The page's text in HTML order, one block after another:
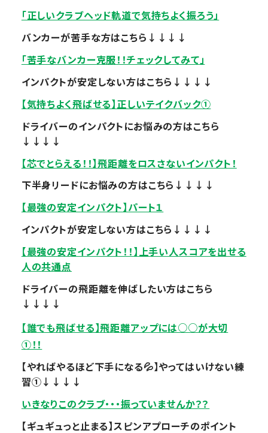
「正しいクラブヘッド軌道で気持ちよく振ろう」
バンカーが苦手な方はこちら↓↓↓↓
「苦手なバンカー克服！！チェックしてみて」
インパクトが安定しない方はこちら↓↓↓↓
【気持ちよく飛ばせる】正しいテイクバック①
ドライバーのインパクトにお悩みの方はこちら
↓↓↓↓
【芯でとらえる！！】飛距離をロスさないインパクト！
下半身リードにお悩みの方はこちら↓↓↓↓
【最強の安定インパクト】パート１
インパクトが安定しない方はこちら↓↓↓↓
【最強の安定インパクト！！】上手い人スコアを出せる
人の共通点
ドライバーの飛距離を伸ばしたい方はこちら
↓↓↓↓
【誰でも飛ばせる】飛距離アップには○○が大切
①！！
【やればやるほど下手になる💦】やってはいけない練
習①↓↓↓↓
いきなりこのクラブ・・・振っていませんか？？
【ギュギュっと止まる】スピンアプローチのポイント